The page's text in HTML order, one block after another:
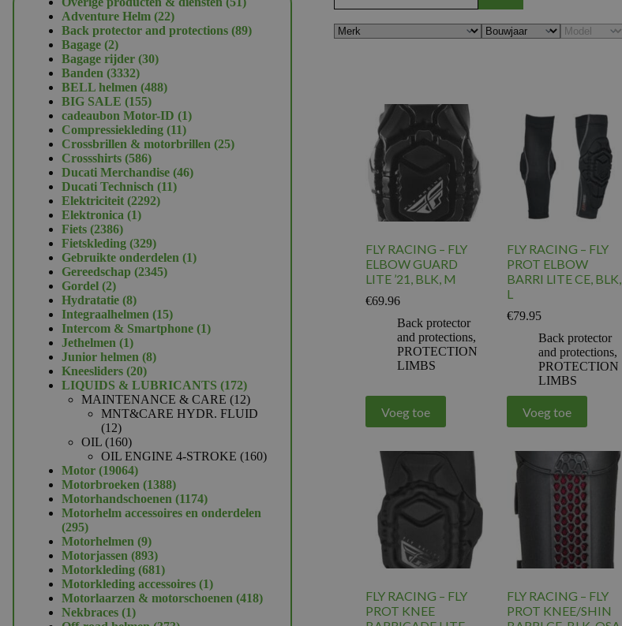
FLY RACING – FLY
ELBOW GUARD
LITE ’21, BLK, M
€69.96
Back protector
and protections,
PROTECTION
LIMBS
Voeg toe
FLY RACING – FLY
PROT ELBOW
BARRI LITE CE, BLK,
L
€79.95
Back protector
and protections,
PROTECTION
LIMBS
Voeg toe
FLY RACING – FLY
PROT KNEE
FLY RACING – FLY
PROT KNEE/SHIN
Adventure Helm 2222
producten
Back protector and protections 8989
Bagage 22
producten
Bagage rijder 3030
Banden 33323332
producten
BELL helmen 488488
BIG SALE 155155
producten
cadeaubon Motor-ID 11
Compressiekleding 1111
producten
Crossbrillen & motorbrillen 2525
Crossshirts 586586
producten
Ducati Merchandise 4646
Ducati Technisch 1111
Elektriciteit 22922292
Elektronica 11
Fiets 23862386
producten
Fietskleding 329329
producten
Gebruikte onderdelen 11
Gereedschap 23452345
Gordel 22
producten
Hydratatie 88
producten
Integraalhelmen 1515
producten
Intercom & Smartphone 11
Jethelmen 11
product
Junior helmen 88
Kneesliders 2020
producten
LIQUIDS & LUBRICANTS 172172
producten
MAINTENANCE & CARE 1212
producten
MNT&CARE HYDR. FLUID
1212
producten
OIL 160160
producten
OIL ENGINE 4-STROKE 160160
Motor 1906419064
producten
Motorbroeken 13881388
producten
Motorhandschoenen 11741174
producten
Motorhelm accessoires en onderdelen
295295
producten
Motorhelmen 99
producten
Motorjassen 893893
producten
Motorkleding 681681
producten
Motorkleding accessoires 11
product
Motorlaarzen & motorschoenen 418418
Nekbraces 11